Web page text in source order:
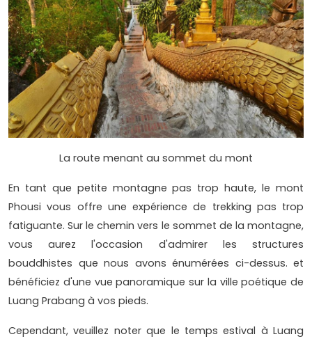
La route menant au sommet du mont
En tant que petite montagne pas trop haute, le mont
Phousi vous offre une expérience de trekking pas trop
fatiguante. Sur le chemin vers le sommet de la montagne,
vous aurez l'occasion d'admirer les structures
bouddhistes que nous avons énumérées ci-dessus. et
bénéficiez d'une vue panoramique sur la ville poétique de
Luang Prabang à vos pieds.
Cependant, veuillez noter que le temps estival à Luang